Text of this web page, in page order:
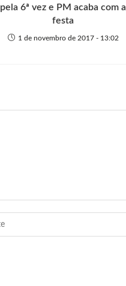
pela 6ª vez e PM acaba com a
festa
1 de novembro de 2017 - 13:02